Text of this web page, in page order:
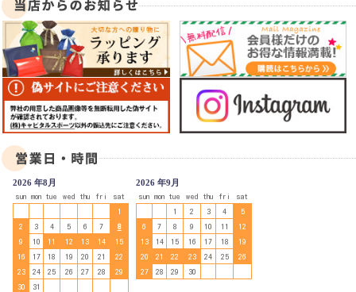
2026 年8月
sun mon tue wed thu fri
sat
1
2
3 4 5 6 7
8
9
10 11 12 13 14
15
16
17 18 19 20 21
22
23
24 25 26 27 28
29
30
31
2026 年9月
sun mon tue wed thu fri
sat
1
2 3 4
5
6
7 8 9 10 11
12
13
14 15 16 17 18
19
20
21 22 23 24 25
26
27
28 29 30